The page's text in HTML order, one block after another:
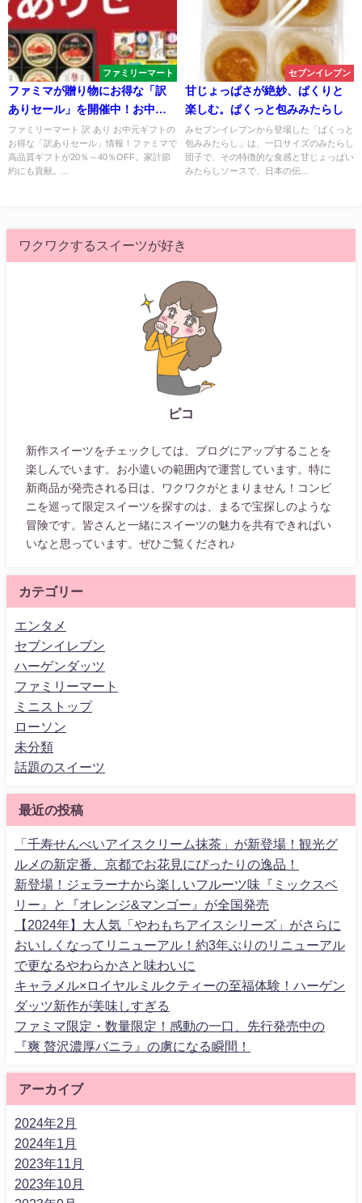
ファミリーマート
ファミマが贈り物にお得な「訳
ありセール」を開催中！お中元
ギフトで家計をサポート
ファミリーマート 訳 あり お中元ギフトの
お得な「訳ありセール」情報！ファミマで
高品質ギフトが20％～40％OFF。家計節
約にも貢献。...
セブンイレブン
甘じょっぱさが絶妙、ぱくりと
楽しむ。ぱくっと包みみたらし
みセブンイレブンから登場した「ぱくっと
包みみたらし」は、一口サイズのみたらし
団子で、その特徴的な食感と甘じょっぱい
みたらしソースで、日本の伝...
ワクワクするスイーツが好き
ピコ
新作スイーツをチェックしては、ブログにアップすることを
楽しんでいます。お小遣いの範囲内で運営しています。特に
新商品が発売される日は、ワクワクがとまりません！コンビ
ニを巡って限定スイーツを探すのは、まるで宝探しのような
冒険です。皆さんと一緒にスイーツの魅力を共有できればい
いなと思っています。ぜひご覧くだされ♪
カテゴリー
エンタメ
セブンイレブン
ハーゲンダッツ
ファミリーマート
ミニストップ
ローソン
未分類
話題のスイーツ
最近の投稿
「千寿せんべいアイスクリーム抹茶」が新登場！観光グ
ルメの新定番、京都でお花見にぴったりの逸品！
新登場！ジェラーナから楽しいフルーツ味『ミックスベ
リー』と『オレンジ&マンゴー』が全国発売
【2024年】大人気「やわもちアイスシリーズ」がさらに
おいしくなってリニューアル！約3年ぶりのリニューアル
で更なるやわらかさと味わいに
キャラメル×ロイヤルミルクティーの至福体験！ハーゲン
ダッツ新作が美味しすぎる
ファミマ限定・数量限定！感動の一口、先行発売中の
『爽 贅沢濃厚バニラ』の虜になる瞬間！
アーカイブ
2024年2月
2024年1月
2023年11月
2023年10月